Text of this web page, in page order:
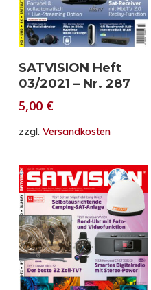
In den Warenkorb
SATVISION Heft
03/2021 – Nr. 287
5,00 €
zzgl. Versandkosten